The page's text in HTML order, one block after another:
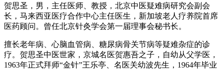
贺思圣，男，主任医师、教授，北京中医疑难病研究会副会
长，马来西亚医疗合作中心主任医生，新加坡老人疗养院首席
医药顾问。曾任北京针灸学会第一届理事会秘书长。
擅长老年病、心脑血管病、糖尿病骨关节病等疑难杂症的诊
疗。贺思圣中医世家，京城名医贺惠吾之子，自幼从父学医，
1963年正式拜师“金针”王乐亭、名医关幼波先生，1964年毕业